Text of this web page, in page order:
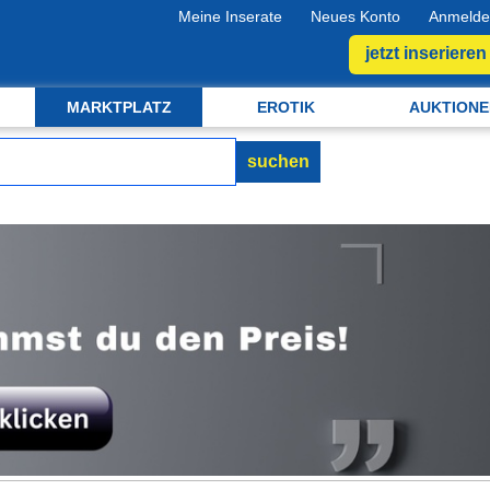
Meine Inserate Neues Konto
jetzt inserieren
MARKTPLATZ EROTIK
suchen